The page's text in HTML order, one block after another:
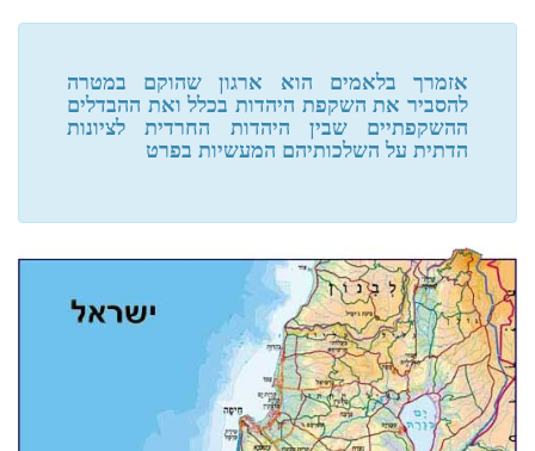
אהרן הלפרין
ייש"כ על הוועד
אזמרך בלאמים הוא ארגון שהוקם במטרה
להסביר את השקפת היהדות בכלל ואת ההבדלים
ההשקפתיים שבין היהדות החרדית לציונות
הדתית על השלכותיהם המעשיות בפרט